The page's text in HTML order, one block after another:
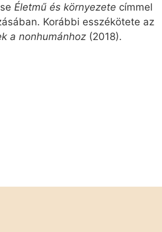
Életmű és környezete címmel
Korábbi esszékötete az
a nonhumánhoz (2018).